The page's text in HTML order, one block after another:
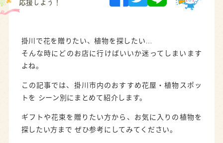
掛川で花を贈りたい、植物を探したい…
そんな時にどのお店に行けばいいか迷ってしまいます
よね。
この記事では、掛川市内のおすすめ花屋・植物スポッ
トを シーン別にまとめて紹介します。
ギフトや花束を贈りたい方から、お気に入りの植物を
探したい方まで ぜひ参考にしてみてください。